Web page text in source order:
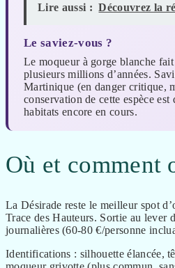
Lire aussi : Découvrez la
Le saviez-vous ?
Le moqueur à gorge blanche
plusieurs millions d’années.
Martinique (en danger critique,
conservation de cette espèce
habitats encore en cours.
Où et comment
La Désirade reste le meilleur spot
Trace des Hauteurs. Sortie au lever
journalières (60-80 €/personne
Identifications : silhouette élancée,